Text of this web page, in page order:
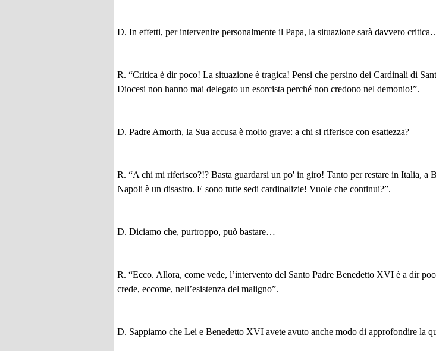
D. In effetti, per intervenire personalmente il Papa, la situazione sarà davvero
R. “Critica è dir poco! La situazione è tragica! Pensi che persino dei Cardinali di
Diocesi non hanno mai delegato un esorcista perché non credono nel demonio!”.
D. Padre Amorth, la Sua accusa è molto grave: a chi si riferisce con esattezza?
R. “A chi mi riferisco?!? Basta guardarsi un po' in giro! Tanto per restare in Italia, a
Napoli è un disastro. E sono tutte sedi cardinalizie! Vuole che continui?”.
D. Diciamo che, purtroppo, può bastare…
R. “Ecco. Allora, come vede, l’intervento del Santo Padre Benedetto XVI è a dir
crede, eccome, nell’esistenza del maligno”.
D. Sappiamo che Lei e Benedetto XVI avete avuto anche modo di approfondire la